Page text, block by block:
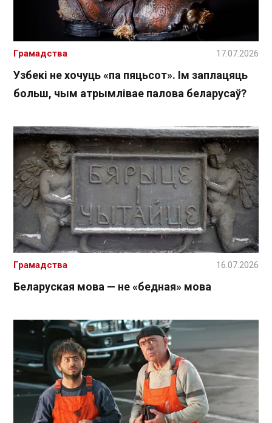
Узбекі не хочуць «па пяцьсот». Ім заплацяць
больш, чым атрымлівае палова беларусаў?
Грамадства 17.07.2026
Беларуская мова — не «бедная» мова
Грамадства 16.07.2026